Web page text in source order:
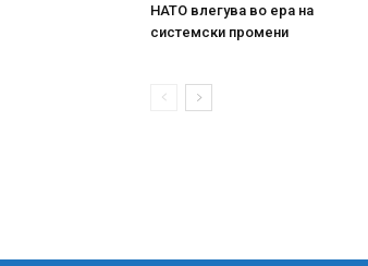
НАТО влегува во ера на
системски промени